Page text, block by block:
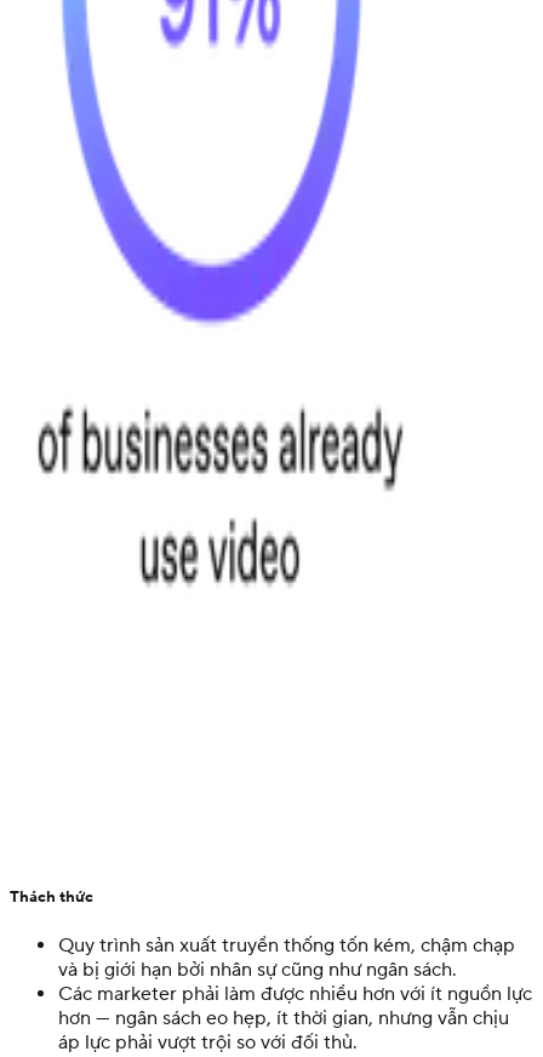
Thách thức
Quy trình sản xuất truyền thống tốn kém, chậm chạp
và bị giới hạn bởi nhân sự cũng như ngân sách.
Các marketer phải làm được nhiều hơn với ít nguồn lực
hơn — ngân sách eo hẹp, ít thời gian, nhưng vẫn chịu
áp lực phải vượt trội so với đối thủ.